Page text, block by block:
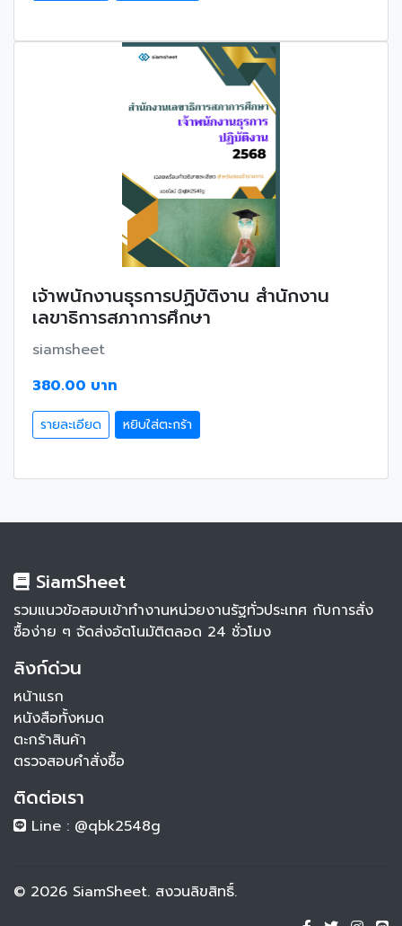
เจ้าพนักงานธุรการปฏิบัติงาน สำนักงาน
เลขาธิการสภาการศึกษา
siamsheet
380.00 บาท
รายละเอียด หยิบใส่ตะกร้า
SiamSheet
รวมแนวข้อสอบเข้าทำงานหน่วยงานรัฐทั่วประเทศ กับการสั่ง
ซื้อง่าย ๆ จัดส่งอัตโนมัติตลอด 24 ชั่วโมง
ลิงก์ด่วน
หน้าแรก
หนังสือทั้งหมด
ตะกร้าสินค้า
ตรวจสอบคำสั่งซื้อ
ติดต่อเรา
Line : @qbk2548g
© 2026 SiamSheet. สงวนลิขสิทธิ์.